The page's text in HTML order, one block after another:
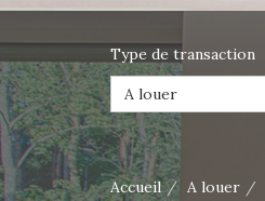
Type de transaction
A louer
Accueil A louer